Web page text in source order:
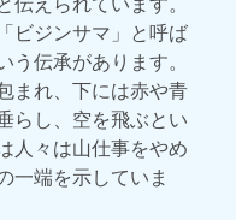
ビジンサマ」と呼ば
伝承があります。
まれ、下には赤や青
らし、空を飛ぶとい
人々は山仕事をやめ
一端を示していま